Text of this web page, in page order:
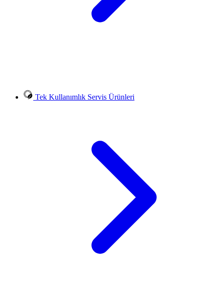
Tek Kullanımlık Servis Ürünleri